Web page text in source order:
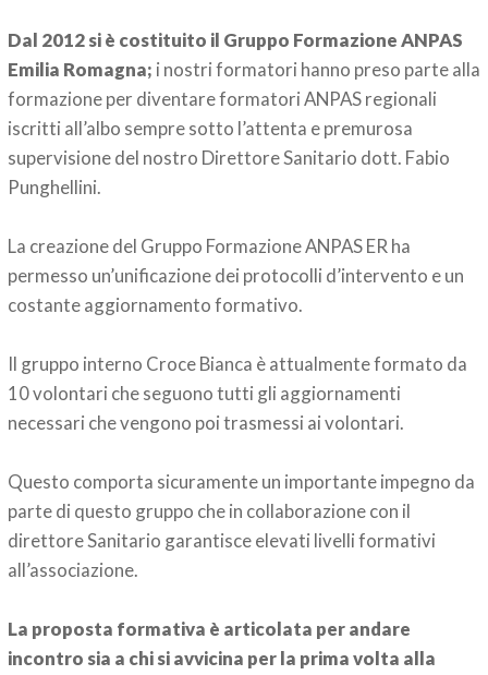
Dal 2012 si è costituito il Gruppo Formazione ANPAS
Emilia Romagna; i nostri formatori hanno preso parte alla
formazione per diventare formatori ANPAS regionali
iscritti all’albo sempre sotto l’attenta e premurosa
supervisione del nostro Direttore Sanitario dott. Fabio
Punghellini.
La creazione del Gruppo Formazione ANPAS ER ha
permesso un’unificazione dei protocolli d’intervento e un
costante aggiornamento formativo.
Il gruppo interno Croce Bianca è attualmente formato da
10 volontari che seguono tutti gli aggiornamenti
necessari che vengono poi trasmessi ai volontari.
Questo comporta sicuramente un importante impegno da
parte di questo gruppo che in collaborazione con il
direttore Sanitario garantisce elevati livelli formativi
all’associazione.
La proposta formativa è articolata per andare
incontro sia a chi si avvicina per la prima volta alla